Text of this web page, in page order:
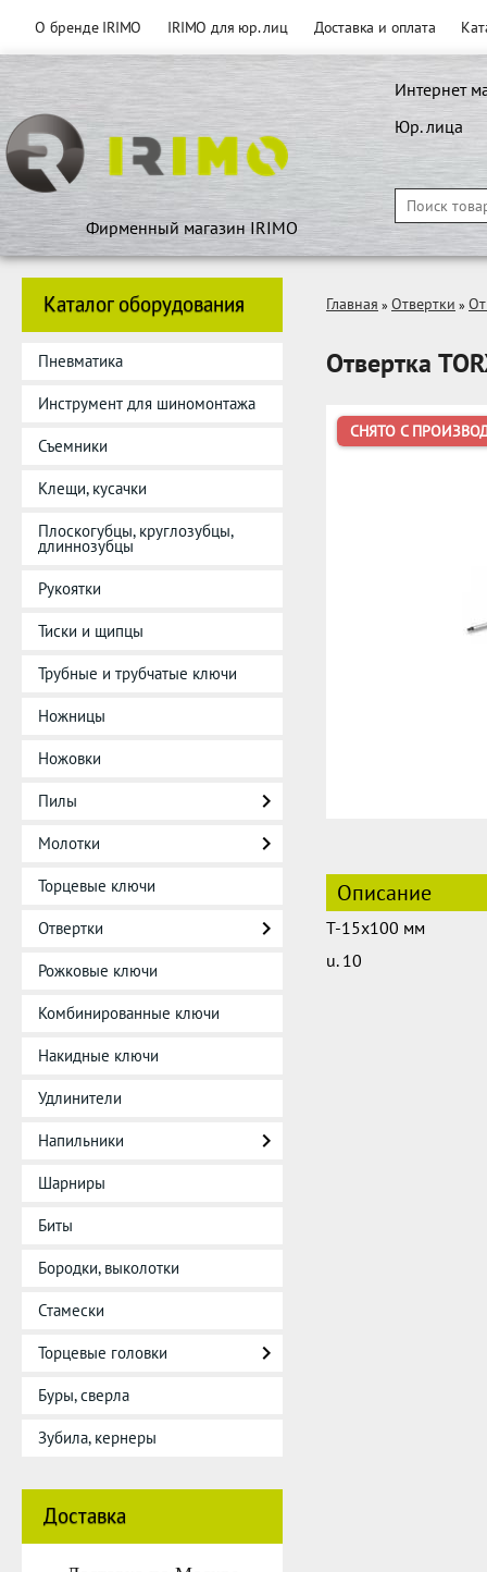
О бренде IRIMO IRIMO для юр. лиц Доставка и оплата
Фирменный магазин IRIMO
Интернет
Юр. лица
Каталог оборудования
Пневматика
Инструмент для шиномонтажа
Съемники
Клещи, кусачки
Плоскогубцы, круглозубцы,
длиннозубцы
Рукоятки
Тиски и щипцы
Трубные и трубчатые ключи
Ножницы
Ножовки
Пилы
Молотки
Торцевые ключи
Отвертки
Рожковые ключи
Комбинированные ключи
Накидные ключи
Удлинители
Напильники
Шарниры
Биты
Бородки, выколотки
Стамески
Торцевые головки
Буры, сверла
Зубила, кернеры
Доставка
Главная » Отвертки »
Отвертка
СНЯТО С
Описание
T-15x100 мм
u. 10